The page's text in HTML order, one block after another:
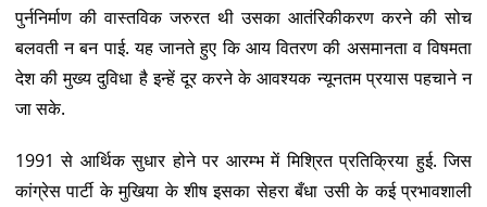
पुर्ननिर्माण की वास्तविक जरुरत थी उसका आतंरिकीकरण करने की सोच
बलवती न बन पाई. यह जानते हुए कि आय वितरण की असमानता व विषमता
देश की मुख्य दुविधा है इन्हें दूर करने के आवश्यक न्यूनतम प्रयास पहचाने न
जा सके.
1991 से आर्थिक सुधार होने पर आरम्भ में मिश्रित प्रतिक्रिया हुई. जिस
कांग्रेस पार्टी के मुखिया के शीष इसका सेहरा बँधा उसी के कई प्रभावशाली